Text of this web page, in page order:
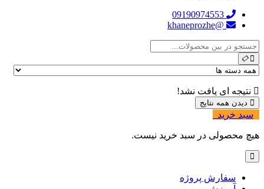
09190974553
@khaneprozhe
نتیجه ای یافت نشد!
سبد خرید
هیچ محصولی در سبد خرید نیست.
سفارش پروژه